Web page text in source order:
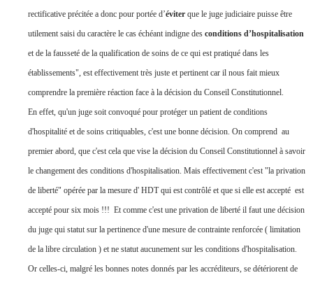
rectificative précitée a donc pour portée d’éviter que le juge judiciaire puisse être
utilement saisi du caractère le cas échéant indigne des conditions d’hospitalisation
et de la fausseté de la qualification de soins de ce qui est pratiqué dans les
établissements", est effectivement très juste et pertinent car il nous fait mieux
comprendre la première réaction face à la décision du Conseil Constitutionnel.
En effet, qu'un juge soit convoqué pour protéger un patient de conditions
d'hospitalité et de soins critiquables, c'est une bonne décision. On comprend au
premier abord, que c'est cela que vise la décision du Conseil Constitutionnel à savoir
le changement des conditions d'hospitalisation. Mais effectivement c'est "la privation
de liberté" opérée par la mesure d' HDT qui est contrôlé et que si elle est accepté est
accepté pour six mois !!! Et comme c'est une privation de liberté il faut une décision
du juge qui statut sur la pertinence d'une mesure de contrainte renforcée ( limitation
de la libre circulation ) et ne statut aucunement sur les conditions d'hospitalisation.
Or celles-ci, malgré les bonnes notes donnés par les accréditeurs, se détériorent de